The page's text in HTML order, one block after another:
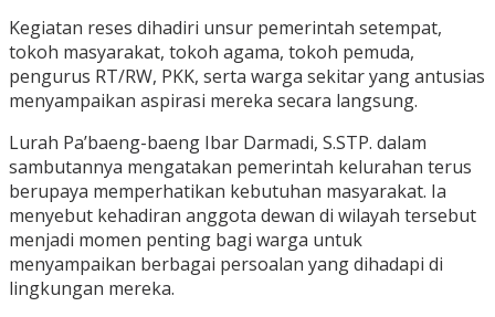
Kegiatan reses dihadiri unsur pemerintah setempat,
tokoh masyarakat, tokoh agama, tokoh pemuda,
pengurus RT/RW, PKK, serta warga sekitar yang antusias
menyampaikan aspirasi mereka secara langsung.
Lurah Pa’baeng-baeng Ibar Darmadi, S.STP. dalam
sambutannya mengatakan pemerintah kelurahan terus
berupaya memperhatikan kebutuhan masyarakat. Ia
menyebut kehadiran anggota dewan di wilayah tersebut
menjadi momen penting bagi warga untuk
menyampaikan berbagai persoalan yang dihadapi di
lingkungan mereka.